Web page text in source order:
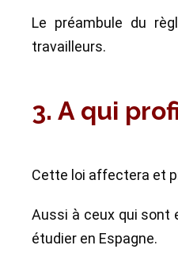
Le préambule du
travailleurs.
3. A qui
Cette loi affectera et
Aussi à ceux qui sont
étudier en Espagne.